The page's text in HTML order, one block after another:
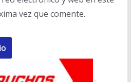
vez que comente.